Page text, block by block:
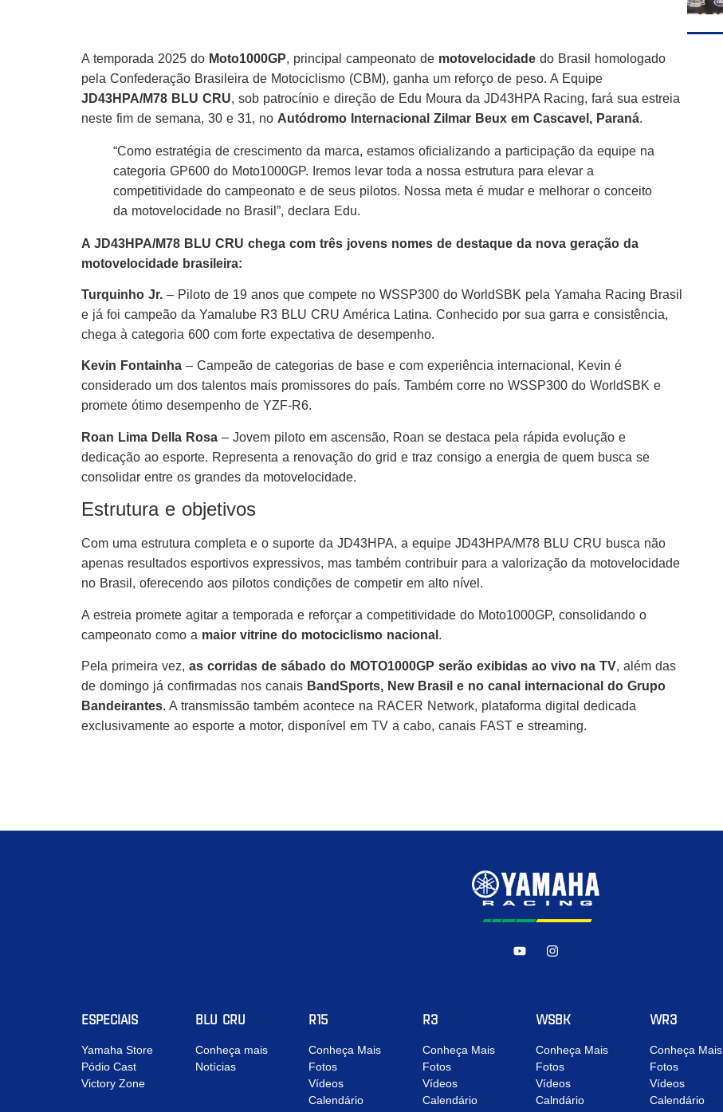
A temporada 2025 do Moto1000GP, principal campeonato de motovelocidade do Brasil homologado
pela Confederação Brasileira de Motociclismo (CBM), ganha um reforço de peso. A Equipe
JD43HPA/M78 BLU CRU, sob patrocínio e direção de Edu Moura da JD43HPA Racing, fará sua estreia
neste fim de semana, 30 e 31, no Autódromo Internacional Zilmar Beux em Cascavel, Paraná.
“Como estratégia de crescimento da marca, estamos oficializando a participação da equipe na
categoria GP600 do Moto1000GP. Iremos levar toda a nossa estrutura para elevar a
competitividade do campeonato e de seus pilotos. Nossa meta é mudar e melhorar o conceito
da motovelocidade no Brasil”, declara Edu.
A JD43HPA/M78 BLU CRU chega com três jovens nomes de destaque da nova geração da
motovelocidade brasileira:
Turquinho Jr. – Piloto de 19 anos que compete no WSSP300 do WorldSBK pela Yamaha Racing Brasil
e já foi campeão da Yamalube R3 BLU CRU América Latina. Conhecido por sua garra e consistência,
chega à categoria 600 com forte expectativa de desempenho.
Kevin Fontainha – Campeão de categorias de base e com experiência internacional, Kevin é
considerado um dos talentos mais promissores do país. Também corre no WSSP300 do WorldSBK e
promete ótimo desempenho de YZF-R6.
Roan Lima Della Rosa – Jovem piloto em ascensão, Roan se destaca pela rápida evolução e
dedicação ao esporte. Representa a renovação do grid e traz consigo a energia de quem busca se
consolidar entre os grandes da motovelocidade.
Estrutura e objetivos
Com uma estrutura completa e o suporte da JD43HPA, a equipe JD43HPA/M78 BLU CRU busca não
apenas resultados esportivos expressivos, mas também contribuir para a valorização da motovelocidade
no Brasil, oferecendo aos pilotos condições de competir em alto nível.
A estreia promete agitar a temporada e reforçar a competitividade do Moto1000GP, consolidando o
campeonato como a maior vitrine do motociclismo nacional .
Pela primeira vez, as corridas de sábado do MOTO1000GP serão exibidas ao vivo na TV, além das
de domingo já confirmadas nos canais BandSports, New Brasil e no canal internacional do Grupo
Bandeirantes. A transmissão também acontece na RACER Network, plataforma digital dedicada
exclusivamente ao esporte a motor, disponível em TV a cabo, canais FAST e streaming.
ESPECIAIS
Yamaha Store
Pódio Cast
Victory Zone
BLU CRU
Conheça mais
Notícias
R15
Conheça Mais
Fotos
Vídeos
Calendário
R3
Conheça Mais
Fotos
Vídeos
Calendário
WSBK
Conheça Mais
Fotos
Vídeos
Calndário
WR3
Conheça Mais
Fotos
Vídeos
Calendário